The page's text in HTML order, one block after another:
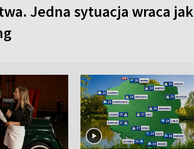
Jedna sytuacja wraca jak